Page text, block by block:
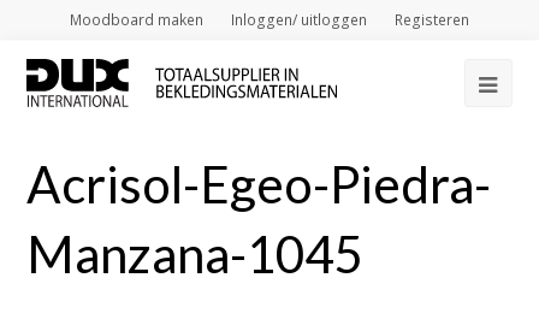
Moodboard maken Inloggen/ uitloggen Registeren
Acrisol-Egeo-Piedra-
Manzana-1045